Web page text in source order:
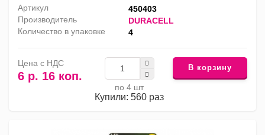
Артикул
450403
Производитель
DURACELL
Количество в упаковке
4
Цена с НДС
6 р. 16 коп.
по 4 шт
Купили: 560 раз
В корзину